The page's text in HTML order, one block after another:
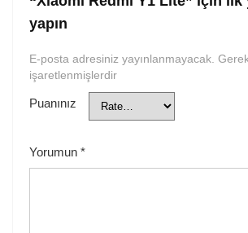
yapın
E-posta adresiniz yayınlanmayacak.
işaretlenmişlerdir
Puanınız
Yorumun *